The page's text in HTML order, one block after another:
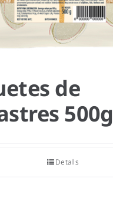
de
500g
Detalls